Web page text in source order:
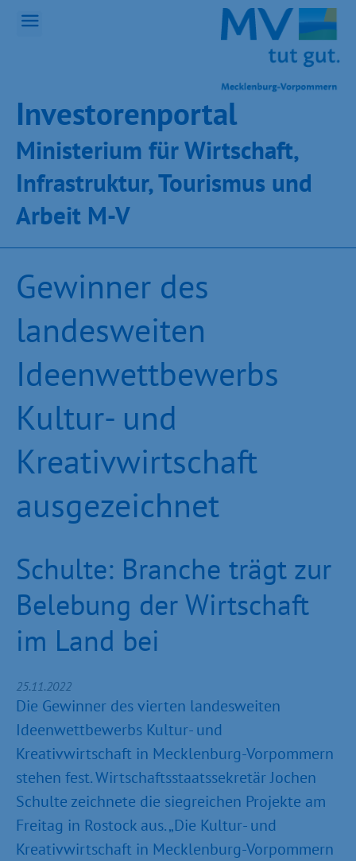
Inves­toren­por­tal
Ministeri­um für Wirt­schaft,
Infra­struk­tur, Tou­ris­mus und
Ar­beit M-V
Gewinner des
landesweiten
Ideenwettbewerbs
Kultur- und
Kreativwirtschaft
ausgezeichnet
Schulte: Branche trägt zur
Belebung der Wirtschaft
im Land bei
25.11.2022
Die Gewinner des vierten landesweiten
Ideenwettbewerbs Kultur- und
Kreativwirtschaft in Mecklenburg-Vorpommern
stehen fest. Wirtschaftsstaatssekretär Jochen
Schulte zeichnete die siegreichen Projekte am
Freitag in Rostock aus. „Die Kultur- und
Kreativwirtschaft in Mecklenburg-Vorpommern